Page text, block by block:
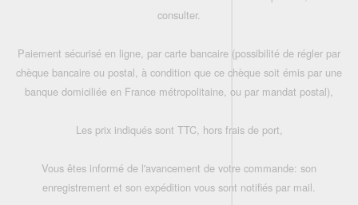
consulter.
Paiement sécurisé en ligne, par carte bancaire (possibilité de régler par
chèque bancaire ou postal, à condition que ce chèque soit émis par une
banque domiciliée en France métropolitaine, ou par mandat postal),
Les prix indiqués sont TTC, hors frais de port,
Vous êtes informé de l'avancement de votre commande: son
enregistrement et son expédition vous sont notifiés par mail.